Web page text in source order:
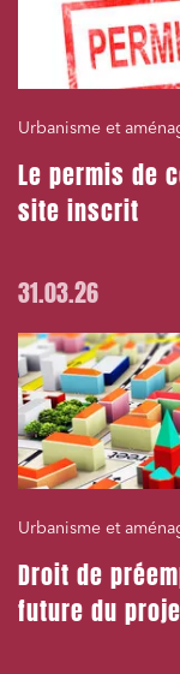
Urbanisme et
Le permis de
site inscrit
31.03.26
Urbanisme et
Droit de
future du